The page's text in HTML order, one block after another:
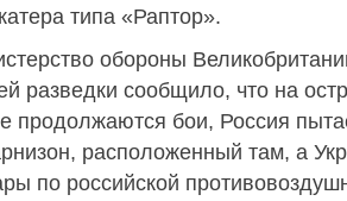
типа «Раптор».
обороны
разведки сообщило, что на
продолжаются бои, Россия
расположенный там, а
по российской